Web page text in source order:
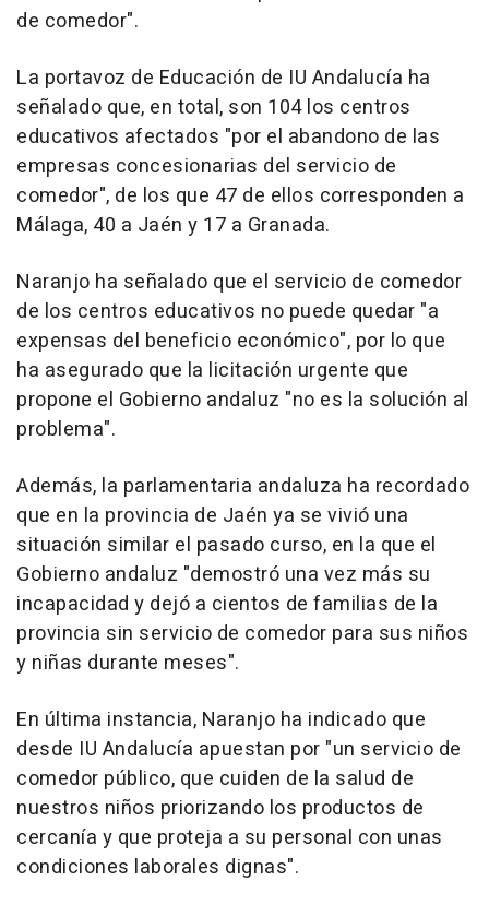
de comedor".
La portavoz de Educación de IU Andalucía ha
señalado que, en total, son 104 los centros
educativos afectados "por el abandono de las
empresas concesionarias del servicio de
comedor", de los que 47 de ellos corresponden a
Málaga, 40 a Jaén y 17 a Granada.
Naranjo ha señalado que el servicio de comedor
de los centros educativos no puede quedar "a
expensas del beneficio económico", por lo que
ha asegurado que la licitación urgente que
propone el Gobierno andaluz "no es la solución al
problema".
Además, la parlamentaria andaluza ha recordado
que en la provincia de Jaén ya se vivió una
situación similar el pasado curso, en la que el
Gobierno andaluz "demostró una vez más su
incapacidad y dejó a cientos de familias de la
provincia sin servicio de comedor para sus niños
y niñas durante meses".
En última instancia, Naranjo ha indicado que
desde IU Andalucía apuestan por "un servicio de
comedor público, que cuiden de la salud de
nuestros niños priorizando los productos de
cercanía y que proteja a su personal con unas
condiciones laborales dignas".